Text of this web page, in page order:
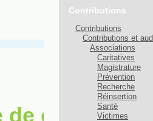
Contributions
Contributions
Contributions et
Associations
Caritatives
Magistrature
Prévention
Recherche
Réinsertion
Santé
Victimes